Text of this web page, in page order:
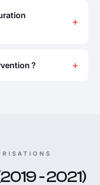
?
- 2021)